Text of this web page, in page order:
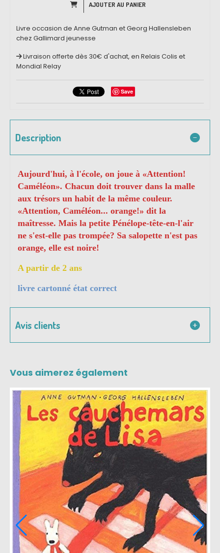
AJOUTER AU PANIER
Livre occasion de Anne Gutman et Georg Hallensleben
chez Gallimard jeunesse
Livraison offerte dès 30€ d'achat, en Relais Colis et
Mondial Relay
Save
Description
Aujourd'hui, à l'école, on joue à «Attention!
Caméléon». Chacun doit trouver dans la malle
aux trésors un habit de la même couleur.
«Attention, Caméléon... orange!» dit la
maîtresse. Mais la petite Pénélope-tête-en-l'air
ne s'est-elle pas trompée? Sa salopette n'est pas
orange, elle est noire!
A partir de 2 ans
livre cartonné état correct
Avis clients
Vous aimerez également